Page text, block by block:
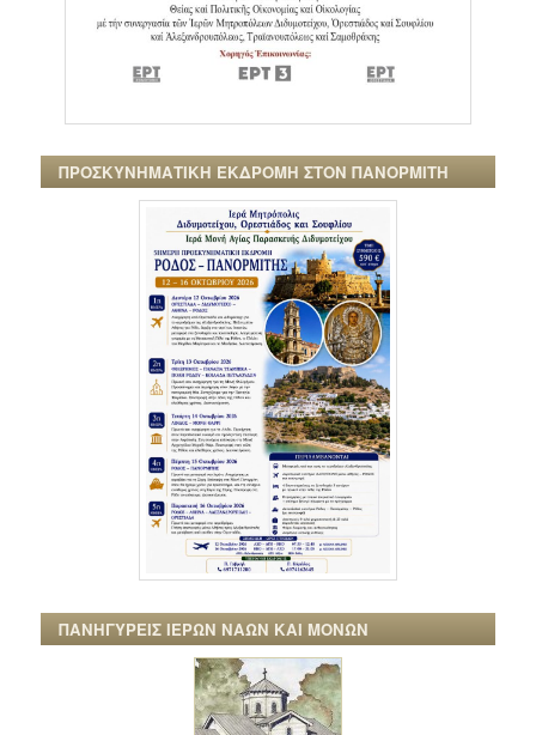
ΠΡΟΣΚΥΝΗΜΑΤΙΚΗ ΕΚΔΡΟΜΗ ΣΤΟΝ ΠΑΝΟΡΜΙΤΗ
ΠΑΝΗΓΥΡΕΙΣ ΙΕΡΩΝ ΝΑΩΝ ΚΑΙ ΜΟΝΩΝ